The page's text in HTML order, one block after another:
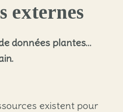
externes
données plantes…
existent pour